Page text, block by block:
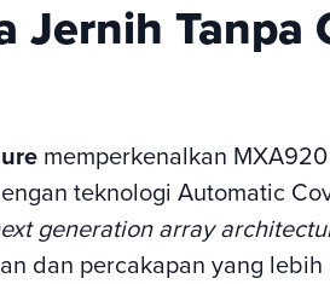
Jernih Tanpa
memperkenalkan
teknologi Automatic
generation array
dan percakapan yang lebih